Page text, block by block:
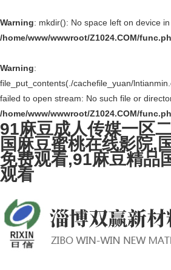
Warning: mkdir(): No space left on device in
/home/www/wwwroot/Z1024.COM/
Warning:
file_put_contents(./cachefile_yuan/
failed to open stream: No such file or
/home/www/wwwroot/Z1024.COM/
91麻豆成人传媒一区
国麻豆蜜桃在线影院,
免费观看,91麻豆精品
观看